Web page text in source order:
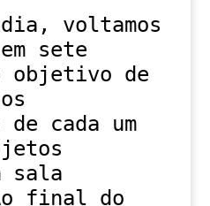
voltamos
sete
objetivo de
de cada um
sala
final do